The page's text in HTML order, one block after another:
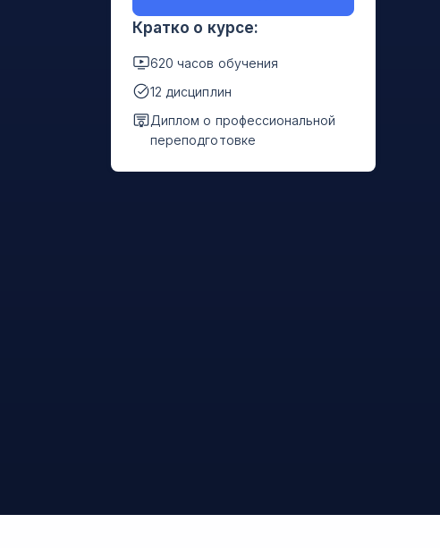
Кратко о курсе:
620 часов обучения
12 дисциплин
Диплом о профессиональной
переподготовке